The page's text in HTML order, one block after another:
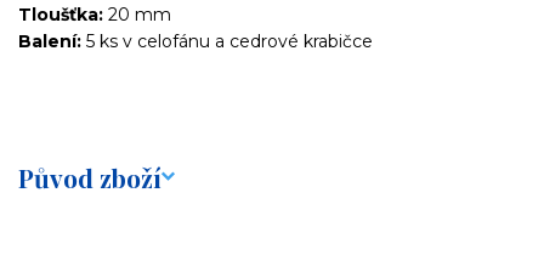
Tloušťka: 20 mm
Balení: 5 ks v celofánu a cedrové krabičce
Původ zboží